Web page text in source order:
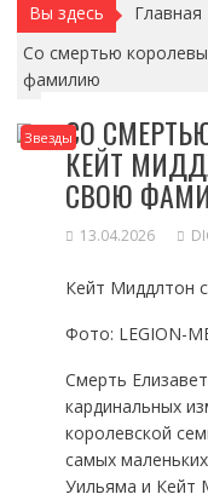
Вы здесь Главная
Со смертью
фамилию
ЗвездыСО
КЕЙТ
СВОЮ
13.04.2026
Кейт Миддлтон
Фото: LEGION-
Смерть
кардинальных
королевской
самых
Уильяма и Кейт